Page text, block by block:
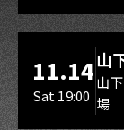
11.14
Sat 19:00
山
山
場